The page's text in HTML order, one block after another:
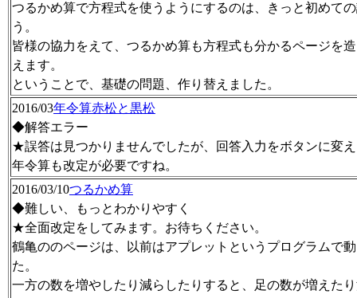
つるかめ算で方程式を使うようにするのは、きっと初めて
う。
皆様の協力をえて、つるかめ算も方程式も分かるページを
えます。
ということで、基礎の問題、作り替えました。
2016/03年令算赤松と黒松
◆解答エラー
★誤答は見つかりませんでしたが、回答入力をボタンに変
年令算も改定が必要ですね。
2016/03/10つるかめ算
◆難しい、もっとわかりやすく
★全面改定をしてみます。お待ちください。
鶴亀ののページは、以前はアプレットというプログラムで
た。
一方の数を増やしたり減らしたりすると、足の数が増えた